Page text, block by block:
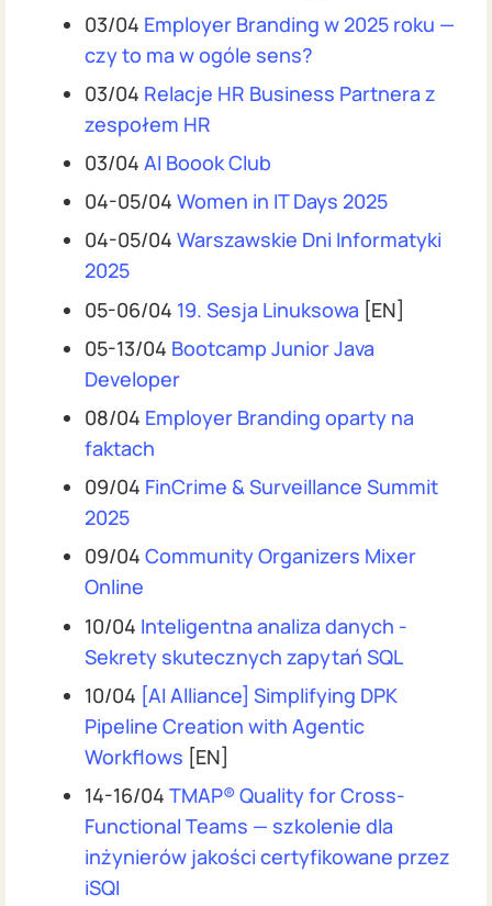
03/04 Employer Branding w 2025 roku —
czy to ma w ogóle sens?
03/04 Relacje HR Business Partnera z
zespołem HR
03/04 AI Boook Club
04-05/04 Women in IT Days 2025
04-05/04 Warszawskie Dni Informatyki
2025
05-06/04 19. Sesja Linuksowa [EN]
05-13/04 Bootcamp Junior Java
Developer
08/04 Employer Branding oparty na
faktach
09/04 FinCrime & Surveillance Summit
2025
09/04 Community Organizers Mixer
Online
10/04 Inteligentna analiza danych ‑
Sekrety skutecznych zapytań SQL
10/04 [AI Alliance] Simplifying DPK
Pipeline Creation with Agentic
Workflows [EN]
14-16/04 TMAP® Quality for Cross-
Functional Teams — szkolenie dla
inżynierów jakości certyfikowane przez
iSQI